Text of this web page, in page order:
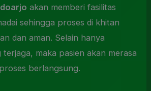
akan memberi fasilitas
sehingga proses di khitan
dan aman. Selain hanya
maka pasien akan merasa
berlangsung.